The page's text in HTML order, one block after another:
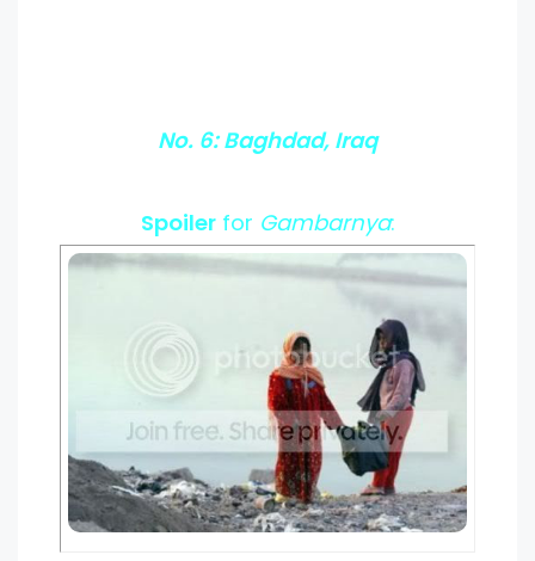
No. 6: Baghdad, Iraq
Spoilerfor Gambarnya: